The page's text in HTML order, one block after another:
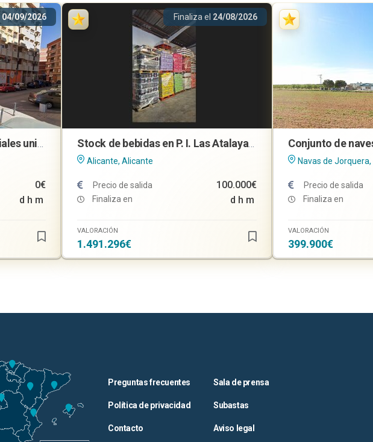
04/09/2026
Lote de dos locales comerciales unidos en Mislata (Valencia)
0€
d h m
Finaliza el 24/08/2026
Stock de bebidas en P. I. Las Atalayas, Alicante
Alicante, Alicante
Precio de salida 100.000€
Finaliza en d h m
VALORACIÓN
1.491.296€
Navas de
Precio de salida
Finaliza en
VALORACIÓN
399.900€
Preguntas frecuentes Sala de prensa
Política de privacidad Subastas
Contacto Aviso legal